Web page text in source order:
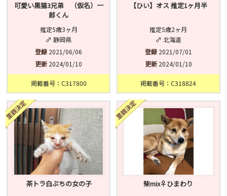
可愛い黒猫3兄弟 （仮名）一
郎くん
推定5歳3ヶ月
♂ 静岡県
登録 2021/06/06
更新 2024/01/10
掲載番号：C317800
【ひい】オス 推定1ヶ月半
推定5歳2ヶ月
♂ 北海道
登録2021/07/01
更新2024/01/10
掲載番号：C318824
茶トラ白ぶちの女の子 柴mix♀ひまわり